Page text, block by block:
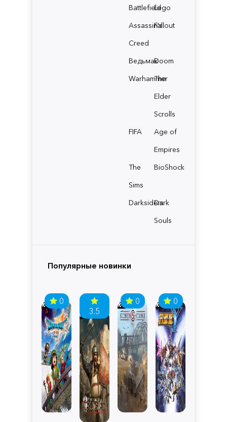
BattlefieldLego
Assassin's
Creed
Fallout
ВедьмакDoom
Warhammer
The
Elder
Scrolls
FIFA
Age of
Empires
The
Sims
BioShock
Darksiders
Dark
Souls
Популярные новинки
0
3.5
0 0